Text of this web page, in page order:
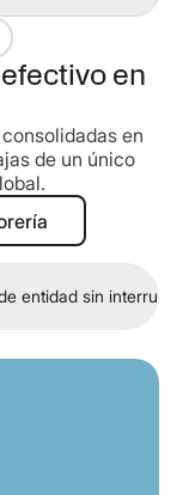
en
en
de un único
gestión de tesorería
entidad sin